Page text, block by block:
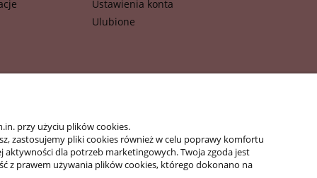
Ustawienia konta
Ulubione
przy użyciu plików cookies.
zastosujemy pliki cookies również w celu poprawy komfortu
aktywności dla potrzeb marketingowych. Twoja zgoda jest
z prawem używania plików cookies, którego dokonano na